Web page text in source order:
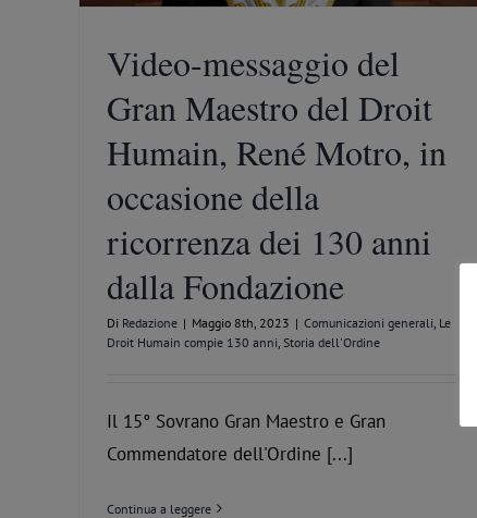
Video-messaggio del
Gran Maestro del Droit
Humain, René Motro, in
occasione della
ricorrenza dei 130 anni
dalla Fondazione
Di Redazione | Maggio 8th, 2023 | Comunicazioni generali Le
Droit Humain compie 130 anni Storia dell'Ordine
Il 15° Sovrano Gran Maestro e Gran
Commendatore dell'Ordine [...]
Continua a leggere